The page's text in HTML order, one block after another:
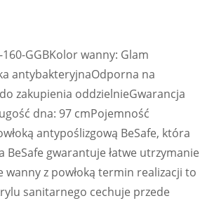
GGBKolor wanny: Glam
antybakteryjnaOdporna na
zakupienia oddzielnieGwarancja
dna: 97 cmPojemność
antypoślizgową BeSafe, która
gwarantuje łatwe utrzymanie
wanny z powłoką termin realizacji to
sanitarnego cechuje przede